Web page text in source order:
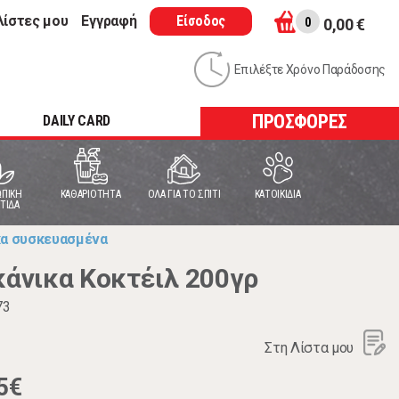
μου Εγγραφή Είσοδος 0 0,00 €
Επιλέξτε Χρόνο Παράδοσης
DAILY CARD ΠΡΟΣΦΟΡΕΣ
ΚΑΘΑΡΙΟΤΗΤΑ ΟΛΑ ΓΙΑ ΤΟ ΣΠΙΤΙ ΚΑΤΟΙΚΙΔΙΑ
συσκευασμένα
Κοκτέιλ 200γρ
Στη Λίστα μου